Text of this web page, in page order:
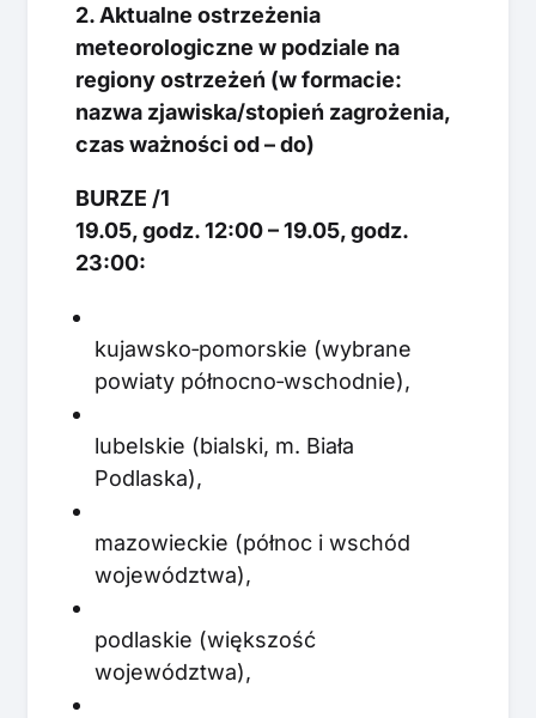
2. Aktualne ostrzeżenia
meteorologiczne w podziale na
regiony ostrzeżeń (w formacie:
nazwa zjawiska/stopień zagrożenia,
czas ważności od – do)
BURZE /1
19.05, godz. 12:00 – 19.05, godz.
23:00:
kujawsko‑pomorskie (wybrane
powiaty północno‑wschodnie),
lubelskie (bialski, m. Biała
Podlaska),
mazowieckie (północ i wschód
województwa),
podlaskie (większość
województwa),